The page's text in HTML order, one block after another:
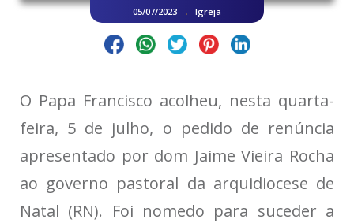
05/07/2023 . Igreja
O Papa Francisco acolheu, nesta quarta-
feira, 5 de julho, o pedido de renúncia
apresentado por dom Jaime Vieira Rocha
ao governo pastoral da arquidiocese de
Natal (RN). Foi nomedo para suceder a